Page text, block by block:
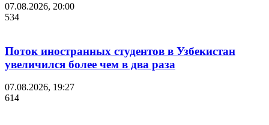
07.08.2026, 20:00
534
Поток иностранных студентов в Узбекистан
увеличился более чем в два раза
07.08.2026, 19:27
614